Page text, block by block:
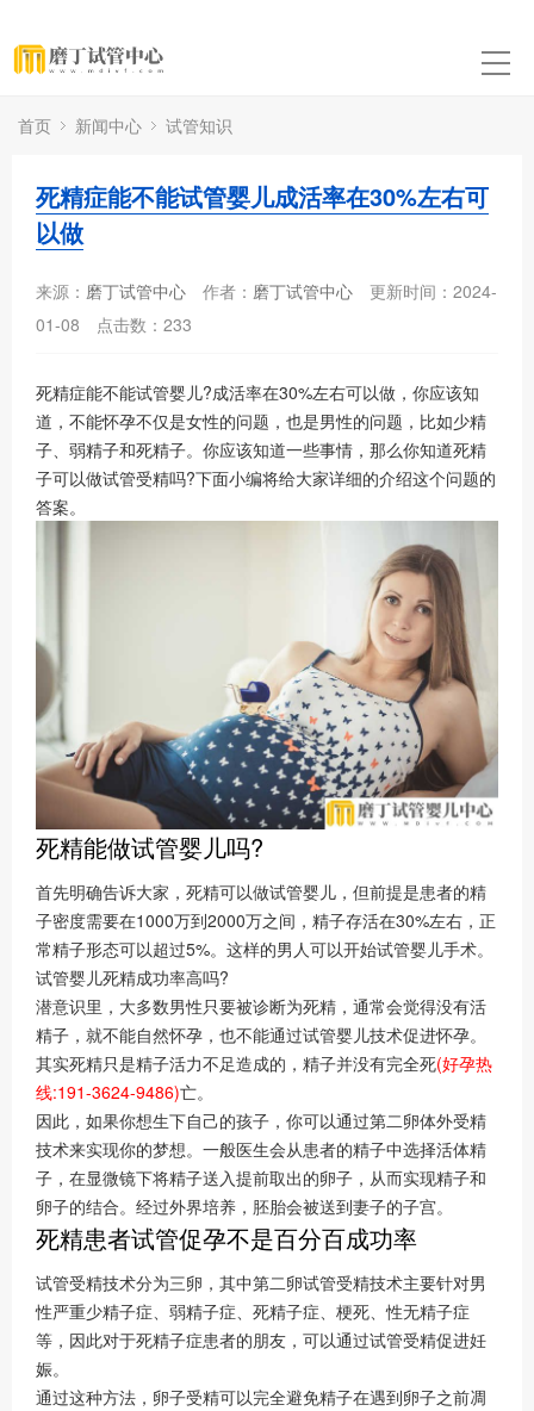
首页 新闻中心 试管知识
死精症能不能试管婴儿成活率在30%左右可
以做
来源： 磨丁试管中心 作者： 磨丁试管中心
更新时间：2024-
01-08
点击数： 233
死精症能不能试管婴儿?成活率在30%左右可以做，你应该知
道，不能怀孕不仅是女性的问题，也是男性的问题，比如少精
子、弱精子和死精子。你应该知道一些事情，那么你知道死精
子可以做试管受精吗?下面小编将给大家详细的介绍这个问题的
答案。
死精能做试管婴儿吗?
首先明确告诉大家，死精可以做试管婴儿，但前提是患者的精
子密度需要在1000万到2000万之间，精子存活在30%左右，正
常精子形态可以超过5%。这样的男人可以开始试管婴儿手术。
试管婴儿死精成功率高吗?
潜意识里，大多数男性只要被诊断为死精，通常会觉得没有活
精子，就不能自然怀孕，也不能通过试管婴儿技术促进怀孕。
其实死精只是精子活力不足造成的，精子并没有完全死(好孕热
线:191-3624-9486)亡。
因此，如果你想生下自己的孩子，你可以通过第二卵体外受精
技术来实现你的梦想。一般医生会从患者的精子中选择活体精
子，在显微镜下将精子送入提前取出的卵子，从而实现精子和
卵子的结合。经过外界培养，胚胎会被送到妻子的子宫。
死精患者试管促孕不是百分百成功率
试管受精技术分为三卵，其中第二卵试管受精技术主要针对男
性严重少精子症、弱精子症、死精子症、梗死、性无精子症
等，因此对于死精子症患者的朋友，可以通过试管受精促进妊
娠。
通过这种方法，卵子受精可以完全避免精子在遇到卵子之前凋